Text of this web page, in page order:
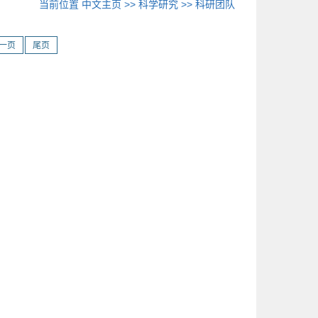
当前位置 中文主页 >>科学研究 >>科研团队
页 尾页